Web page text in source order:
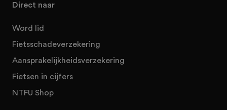
Direct naar
Word lid
Fietsschadeverzekering
Aansprakelijkheidsverzekering
Fietsen in cijfers
NTFU Shop